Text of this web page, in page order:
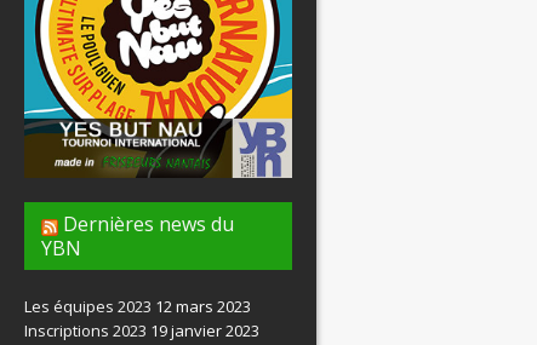
Dernières news du
YBN
Les équipes 2023 12 mars 2023
Inscriptions 2023 19 janvier 2023